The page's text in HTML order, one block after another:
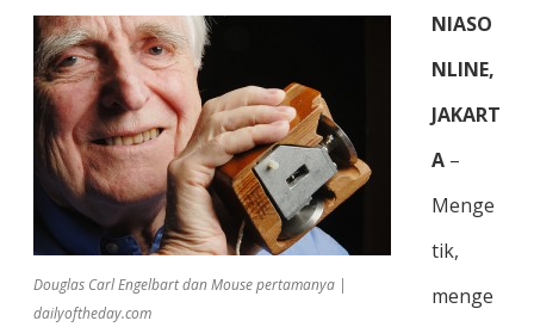
Engelbart,
Pencipta
Meninggal
Dunia
Douglas Carl Engelbart dan Mouse pertamanya |
dailyoftheday.com
NIASO
NLINE,
JAKART
A –
Menge
tik,
menge